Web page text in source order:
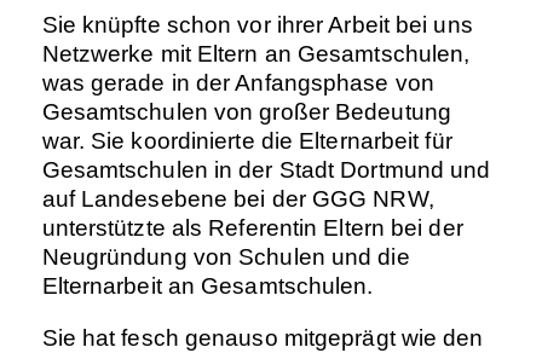
Sie knüpfte schon vor ihrer Arbeit bei uns
Netzwerke mit Eltern an Gesamtschulen,
was gerade in der Anfangsphase von
Gesamtschulen von großer Bedeutung
war. Sie koordinierte die Elternarbeit für
Gesamtschulen in der Stadt Dortmund und
auf Landesebene bei der GGG NRW,
unterstützte als Referentin Eltern bei der
Neugründung von Schulen und die
Elternarbeit an Gesamtschulen.
Sie hat fesch genauso mitgeprägt wie den